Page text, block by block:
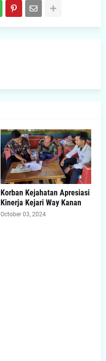
Korban Kejahatan Apresiasi
Kinerja Kejari Way Kanan
October 03, 2024